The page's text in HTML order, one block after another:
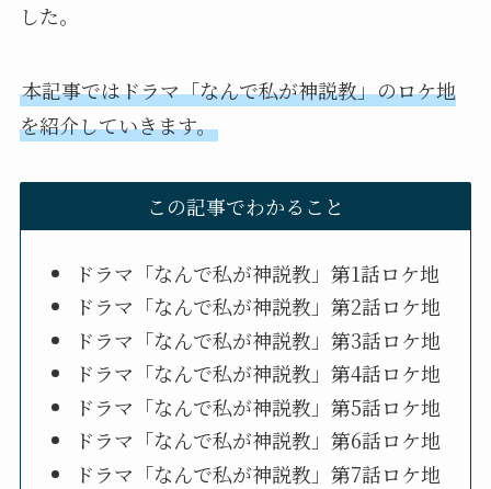
した。
本記事ではドラマ「なんで私が神説教」のロケ地
を紹介していきます。
この記事でわかること
ドラマ「なんで私が神説教」第1話ロケ地
ドラマ「なんで私が神説教」第2話ロケ地
ドラマ「なんで私が神説教」第3話ロケ地
ドラマ「なんで私が神説教」第4話ロケ地
ドラマ「なんで私が神説教」第5話ロケ地
ドラマ「なんで私が神説教」第6話ロケ地
ドラマ「なんで私が神説教」第7話ロケ地